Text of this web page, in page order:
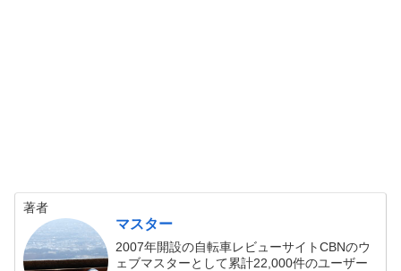
著者
マスター
2007年開設の自転車レビューサイトCBNのウ
ェブマスターとして累計22,000件のユーザー